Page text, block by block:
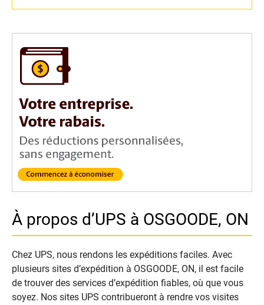
À propos d’UPS à OSGOODE, ON
Chez UPS, nous rendons les expéditions faciles. Avec
plusieurs sites d’expédition à OSGOODE, ON, il est facile
de trouver des services d’expédition fiables, où que vous
soyez. Nos sites UPS contribueront à rendre vos visites